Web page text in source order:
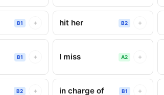
B1 + hit her B2 +
B1 + I miss A2 +
B2 + in charge of B1 +